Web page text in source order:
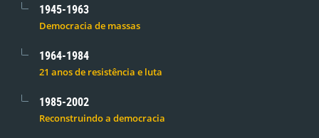
1945-1963
Democracia de massas
1964-1984
21 anos de resistência e luta
1985-2002
Reconstruindo a democracia